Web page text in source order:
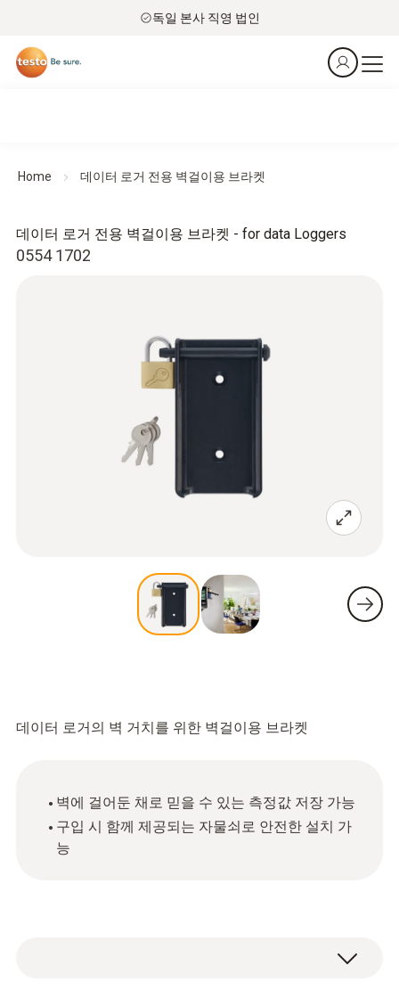
독일 본사 직영 법인
Home 데이터 로거 전용 벽걸이용 브라켓
0554 1702
데이터 로거 전용 벽걸이용 브라켓 - for data Loggers
데이터 로거의 벽 거치를 위한 벽걸이용 브라켓
벽에 걸어둔 채로 믿을 수 있는 측정값 저장 가능
구입 시 함께 제공되는 자물쇠로 안전한 설치 가
능